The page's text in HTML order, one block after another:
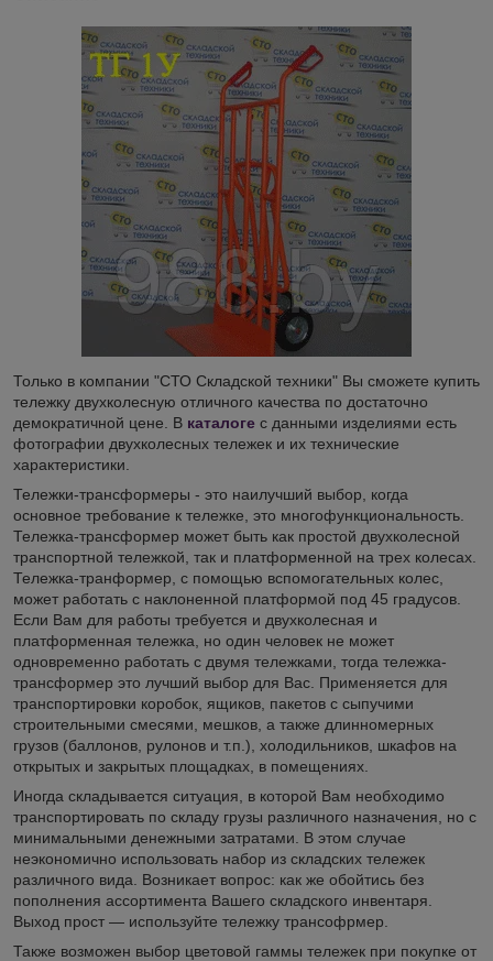
Только в компании "СТО Складской техники" Вы сможете купить
тележку двухколесную отличного качества по достаточно
демократичной цене. В каталоге с данными изделиями есть
фотографии двухколесных тележек и их технические
характеристики.
Тележки-трансформеры - это наилучший выбор, когда
основное требование к тележке, это многофункциональность.
Тележка-трансформер может быть как простой двухколесной
транспортной тележкой, так и платформенной на трех колесах.
Тележка-транформер, с помощью вспомогательных колес,
может работать с наклоненной платформой под 45 градусов.
Если Вам для работы требуется и двухколесная и
платформенная тележка, но один человек не может
одновременно работать с двумя тележками, тогда тележка-
трансформер это лучший выбор для Вас. Применяется для
транспортировки коробок, ящиков, пакетов с сыпучими
строительными смесями, мешков, а также длинномерных
грузов (баллонов, рулонов и т.п.), холодильников, шкафов на
открытых и закрытых площадках, в помещениях.
Иногда складывается ситуация, в которой Вам необходимо
транспортировать по складу грузы различного назначения, но с
минимальными денежными затратами. В этом случае
неэкономично использовать набор из складских тележек
различного вида. Возникает вопрос: как же обойтись без
пополнения ассортимента Вашего складского инвентаря.
Выход прост — используйте тележку трансофрмер.
Также возможен выбор цветовой гаммы тележек при покупке от